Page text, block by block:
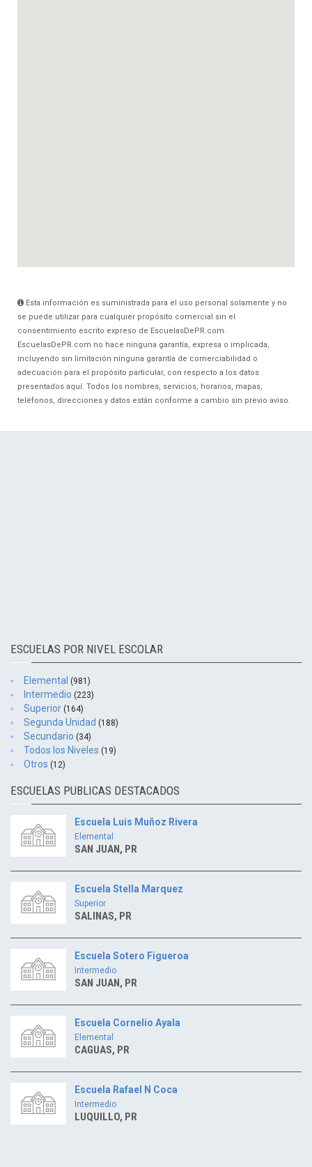
Esta información es suministrada para el uso personal solamente y no
se puede utilizar para cualquier propósito comercial sin el
consentimiento escrito expreso de EscuelasDePR.com.
EscuelasDePR.com no hace ninguna garantía, expresa o implicada,
incluyendo sin limitación ninguna garantía de comerciabilidad o
adecuación para el propósito particular, con respecto a los datos
presentados aquí. Todos los nombres, servicios, horarios, mapas,
teléfonos, direcciones y datos están conforme a cambio sin previo aviso.
ESCUELAS POR NIVEL ESCOLAR
Elemental (981)
Intermedio (223)
Superior (164)
Segunda Unidad (188)
Secundario (34)
Todos los Niveles (19)
Otros (12)
ESCUELAS PUBLICAS DESTACADOS
Escuela Luis Muñoz Rivera
Elemental
SAN JUAN, PR
Escuela Stella Marquez
Superior
SALINAS, PR
Escuela Sotero Figueroa
Intermedio
SAN JUAN, PR
Escuela Cornelio Ayala
Elemental
CAGUAS, PR
Escuela Rafael N Coca
Intermedio
LUQUILLO, PR